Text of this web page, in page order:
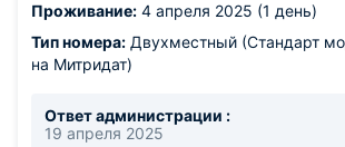
Из недостатков: минусов нет. Кто-то
мне она при закрытом окне никак не
слетел навигатор, в слепую спокойно
Проживание: 4 апреля 2025 (1 день)
Тип номера: Двухместный (Стандарт
на Митридат)
Ответ администрации :
19 апреля 2025